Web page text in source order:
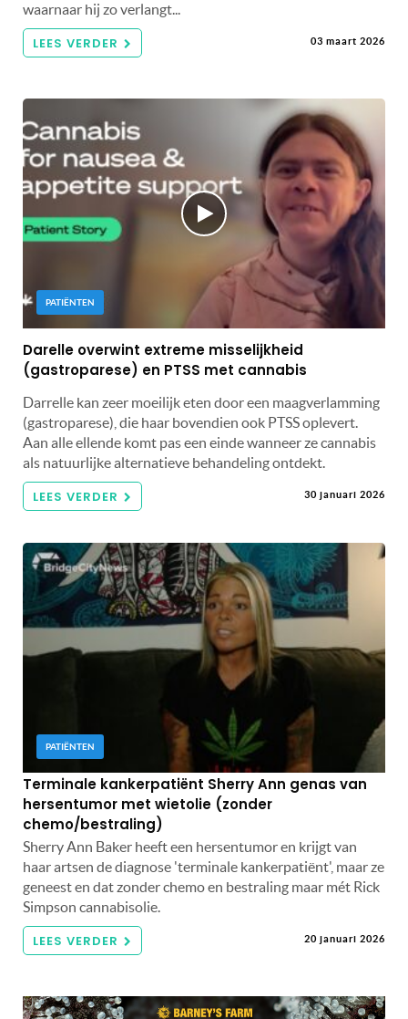
waarnaar hij zo verlangt...
LEES VERDER 03 maart 2026
PATIËNTEN
Darelle overwint extreme misselijkheid
(gastroparese) en PTSS met cannabis
Darrelle kan zeer moeilijk eten door een maagverlamming
(gastroparese), die haar bovendien ook PTSS oplevert.
Aan alle ellende komt pas een einde wanneer ze cannabis
als natuurlijke alternatieve behandeling ontdekt.
LEES VERDER 30 januari 2026
PATIËNTEN
Terminale kankerpatiënt Sherry Ann genas van
hersentumor met wietolie (zonder
chemo/bestraling)
Sherry Ann Baker heeft een hersentumor en krijgt van
haar artsen de diagnose 'terminale kankerpatiënt', maar ze
geneest en dat zonder chemo en bestraling maar mét Rick
Simpson cannabisolie.
LEES VERDER 20 januari 2026